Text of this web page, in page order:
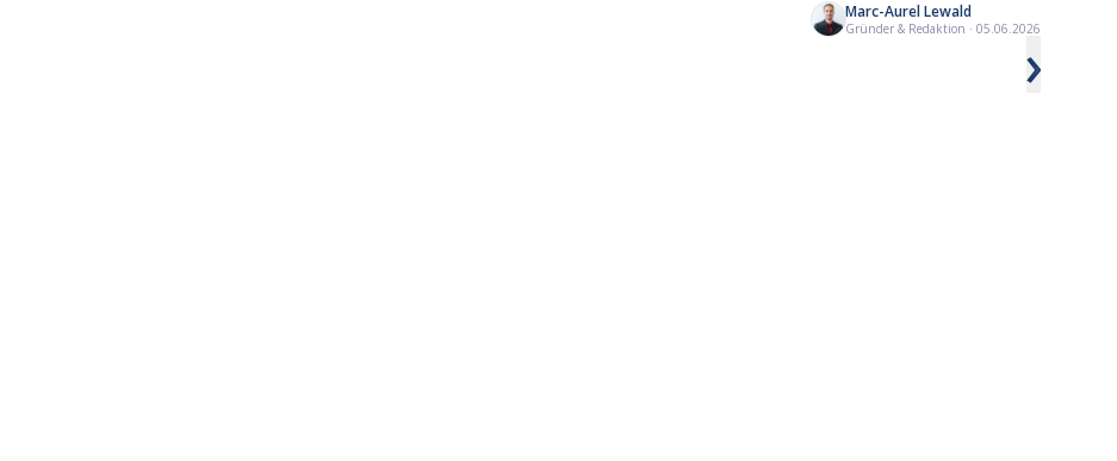
Marc-Aurel Lewald
Gründer & Redaktion · 05.06.2026
IBM erlebt den schwärzesten
Börsentag seiner Geschichte
Starke Zahlen
›